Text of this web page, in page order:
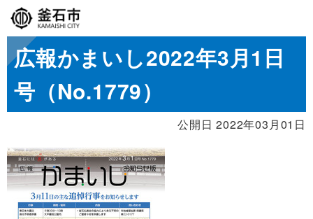
広報かまいし2022年3月1日
号（No.1779）
公開日 2022年03月01日